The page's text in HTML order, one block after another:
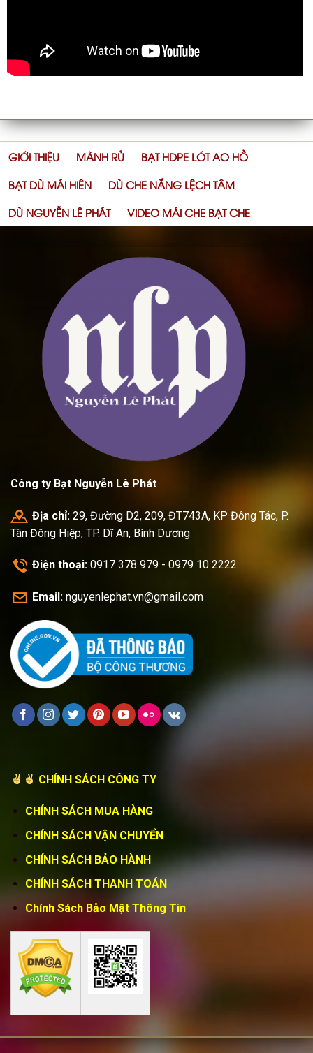
GIỚI THIỆU MÀNH RỦ
BẠT HDPE LÓT AO HỒ
BẠT DÙ MÁI HIÊN
DÙ CHE NẮNG LỆCH TÂM
DÙ NGUYỄN LÊ PHÁT
VIDEO MÁI CHE BẠT CHE
Công ty Bạt Nguyễn Lê Phát
Địa chỉ: 29, Đường D2, 209, ĐT743A, KP Đông Tác, P.
Tân Đông Hiệp, TP. Dĩ An, Bình Dương
Điện thoại: 0917 378 979 - 0979 10 2222
Email: nguyenlephat.vn@gmail.com
CHÍNH SÁCH CÔNG TY
CHÍNH SÁCH MUA HÀNG
CHÍNH SÁCH VẬN CHUYỂN
CHÍNH SÁCH BẢO HÀNH
CHÍNH SÁCH THANH TOÁN
Chính Sách Bảo Mật Thông Tin